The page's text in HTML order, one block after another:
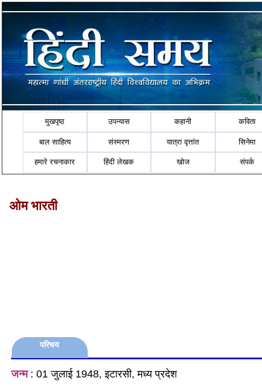
मुखपृष्ठ उपन्यास कहानी कविता
बाल साहित्य संस्मरण यात्रा वृत्तांत सिनेमा
हमारे रचनाकार हिंदी लेखक खोज संपर्क
ओम भारती
परिचय
जन्म: 01 जुलाई 1948, इटारसी, मध्य प्रदेश